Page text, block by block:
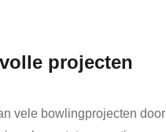
kund
projecten
vele bowlingprojecten door